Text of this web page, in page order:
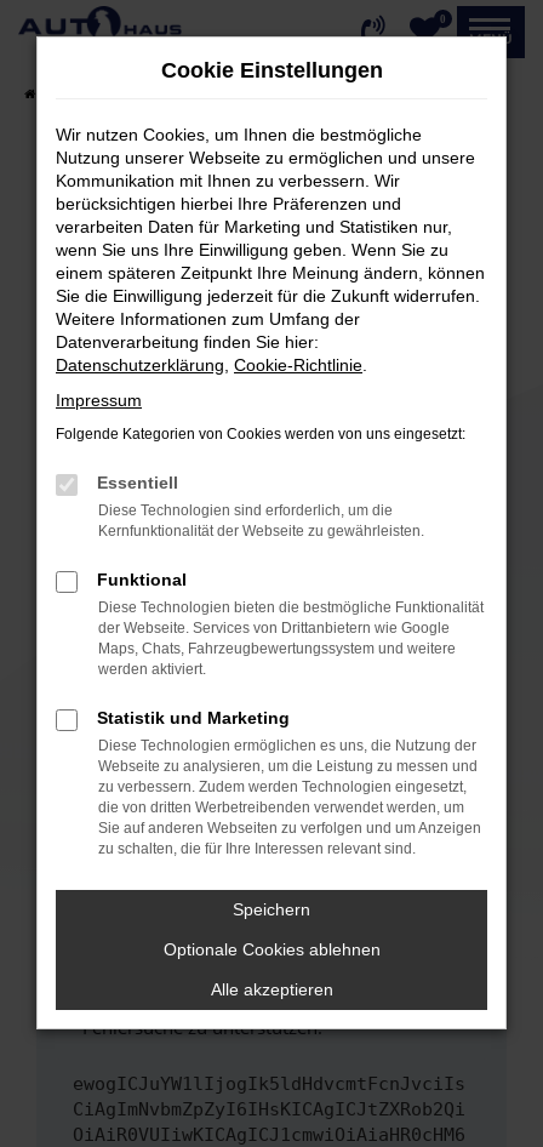
Zum
0
MENÜ
Fehler: Network Error
Beim Laden ist ein Fehler aufgetreten.
Hier sind ein paar Tipps, die dir helfen können:
Überprüfe deine Firewall und deine
Internetverbindung.
Laden andere Webseiten, zum Beispiel deine
Suchmaschine?
Prüfe deine Browsererweiterungen.
können das Laden bestimmter Seiten
verhindern. Funktioniert die Seite in einem
anderen Browser oder in einem privaten
Fenster?
Starte dein Gerät neu.
Das kann manchmal helfen, vorübergehende
Probleme zu beheben.
Betriebssystem auf dem neuesten Stand
sind.
Veraltete Software birgt nicht nur ein
Sicherheitsrisiko, sondern kann auch dazu
führen, dass bestimmte Funktionen nicht mehr
unterstützt werden.
Wende dich an den Webseitenbetreiber.
Wenn du alle oben genannten Schritte versucht
hast, kontaktiere uns bitte. Wir werden
uns diesen Text schicken, um uns bei der
Fehlersuche zu unterstützen:
ewogICJuYW1lIjogIk5ldHdvcmtFcnJvciIs
CiAgImNvbmZpZyI6IHsKICAgICJtZXRob2Qi
OiAiR0VUIiwKICAgICJ1cmwiOiAiaHR0cHM6
Cookie Einstellungen
Wir nutzen Cookies, um Ihnen die bestmögliche
Nutzung unserer Webseite zu ermöglichen und unsere
Kommunikation mit Ihnen zu verbessern. Wir
berücksichtigen hierbei Ihre Präferenzen und
verarbeiten Daten für Marketing und Statistiken nur,
wenn Sie uns Ihre Einwilligung geben. Wenn Sie zu
einem späteren Zeitpunkt Ihre Meinung ändern, können
Sie die Einwilligung jederzeit für die Zukunft widerrufen.
Weitere Informationen zum Umfang der
Datenverarbeitung finden Sie hier:
Datenschutzerklärung Cookie-Richtlinie
Impressum
Folgende Kategorien von Cookies werden von uns eingesetzt:
Essentiell
Diese Technologien sind erforderlich, um die
Kernfunktionalität der Webseite zu gewährleisten.
Funktional
Diese Technologien bieten die bestmögliche Funktionalität
der Webseite. Services von Drittanbietern wie Google
Maps, Chats, Fahrzeugbewertungssystem und weitere
werden aktiviert.
Statistik und Marketing
Diese Technologien ermöglichen es uns, die Nutzung der
Webseite zu analysieren, um die Leistung zu messen und
zu verbessern. Zudem werden Technologien eingesetzt,
die von dritten Werbetreibenden verwendet werden, um
Sie auf anderen Webseiten zu verfolgen und um Anzeigen
zu schalten, die für Ihre Interessen relevant sind.
Speichern
Optionale Cookies ablehnen
Alle akzeptieren